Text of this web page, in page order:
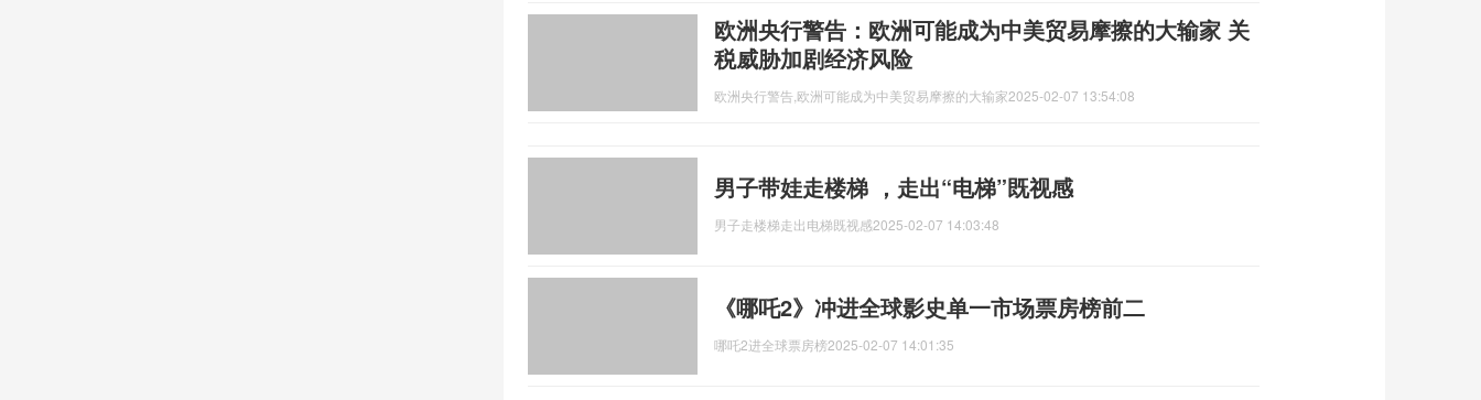
欧洲央行警告：欧洲可能成为中美贸易摩擦的大输家 关
税威胁加剧经济风险
欧洲央行警告,欧洲可能成为中美贸易摩擦的大输家2025-02-07 13:54:08
男子带娃走楼梯 ，走出“电梯”既视感
男子走楼梯走出电梯既视感2025-02-07 14:03:48
《哪吒2》冲进全球影史单一市场票房榜前二
哪吒2进全球票房榜2025-02-07 14:01:35